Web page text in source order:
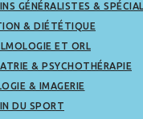
GÉNÉRALISTES &
& DIÉTÉTIQUE
ET ORL
& PSYCHOTHÉRAPIE
& IMAGERIE
DU SPORT